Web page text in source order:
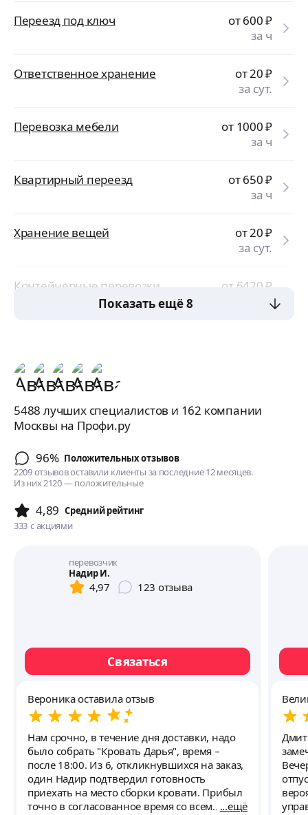
Переезд под ключ от 600₽
за ч
Ответственное хранение от 20₽
за сут.
Перевозка мебели от 1000₽
за ч
Квартирный переезд от 650₽
за ч
Хранение вещей от 20₽
за сут.
Контейнерные перевозки от 6420₽
за усл.
Показать ещё 8
5488 лучших специалистов и 162 компании
Москвы на Профи.ру
96% Положительных отзывов
2209 отзывов оставили клиенты за последние 12 месяцев.
Из них 2120 — положительные
4,89 Cредний рейтинг
333 с акциями
перевозчик
Надир И.
4,97 123 отзыва
Связаться
Вероника оставила отзыв
Нам срочно, в течение дня доставки, надо
было собрать "Кровать Дарья", время –
после 18:00. Из 6, откликнувшихся на заказ,
один Надир подтвердил готовность
приехать на место сборки кровати. Прибыл
точно в согласованное время со всем
ещё